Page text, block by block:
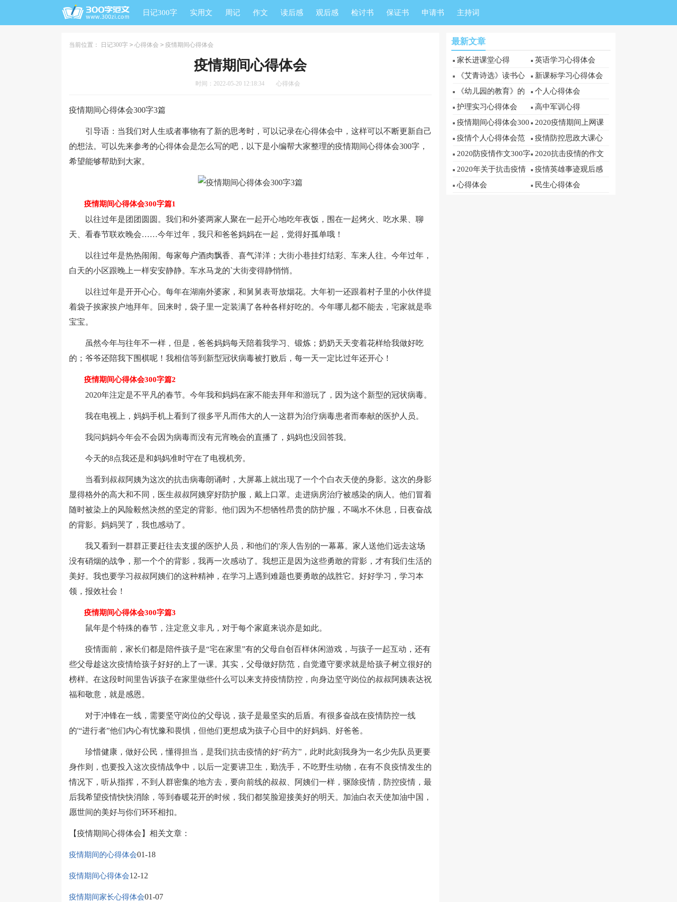
日记300字 实用文 周记 作文 读后感 观后感 检讨书 保证书 申请书 主持词
当前位置： 日记300字 > 心得体会 > 疫情期间心得体会
疫情期间心得体会
时间：2022-05-20 12:18:34 心得体会
疫情期间心得体会300字3篇
引导语：当我们对人生或者事物有了新的思考时，可以记录在心得体会中，这样可以不断更新自己
的想法。可以先来参考的心得体会是怎么写的吧，以下是小编帮大家整理的疫情期间心得体会300字，
希望能够帮助到大家。
疫情期间心得体会300字篇1
以往过年是团团圆圆。我们和外婆两家人聚在一起开心地吃年夜饭，围在一起烤火、吃水果、聊
天、看春节联欢晚会……今年过年，我只和爸爸妈妈在一起，觉得好孤单哦！
以往过年是热热闹闹。每家每户酒肉飘香、喜气洋洋；大街小巷挂灯结彩、车来人往。今年过年，
白天的小区跟晚上一样安安静静。车水马龙的`大街变得静悄悄。
以往过年是开开心心。每年在湖南外婆家，和舅舅表哥放烟花。大年初一还跟着村子里的小伙伴提
着袋子挨家挨户地拜年。回来时，袋子里一定装满了各种各样好吃的。今年哪儿都不能去，宅家就是乖
宝宝。
虽然今年与往年不一样，但是，爸爸妈妈每天陪着我学习、锻炼；奶奶天天变着花样给我做好吃
的；爷爷还陪我下围棋呢！我相信等到新型冠状病毒被打败后，每一天一定比过年还开心！
疫情期间心得体会300字篇2
2020年注定是不平凡的春节。今年我和妈妈在家不能去拜年和游玩了，因为这个新型的冠状病毒。
我在电视上，妈妈手机上看到了很多平凡而伟大的人一这群为治疗病毒患者而奉献的医护人员。
我问妈妈今年会不会因为病毒而没有元宵晚会的直播了，妈妈也没回答我。
今天的8点我还是和妈妈准时守在了电视机旁。
当看到叔叔阿姨为这次的抗击病毒朗诵时，大屏幕上就出现了一个个白衣天使的身影。这次的身影
显得格外的高大和不同，医生叔叔阿姨穿好防护服，戴上口罩。走进病房治疗被感染的病人。他们冒着
随时被染上的风险毅然决然的坚定的背影。他们因为不想牺牲昂贵的防护服，不喝水不休息，日夜奋战
的背影。妈妈哭了，我也感动了。
我又看到一群群正要赶往去支援的医护人员，和他们的'亲人告别的一幕幕。家人送他们远去这场
没有硝烟的战争，那一个个的背影，我再一次感动了。我想正是因为这些勇敢的背影，才有我们生活的
美好。我也要学习叔叔阿姨们的这种精神，在学习上遇到难题也要勇敢的战胜它。好好学习，学习本
领，报效社会！
疫情期间心得体会300字篇3
鼠年是个特殊的春节，注定意义非凡，对于每个家庭来说亦是如此。
疫情面前，家长们都是陪件孩子是“宅在家里”有的父母自创百样休闲游戏，与孩子一起互动，还有
些父母趁这次疫情给孩子好好的上了一课。其实，父母做好防范，自觉遵守要求就是给孩子树立很好的
榜样。在这段时间里告诉孩子在家里做些什么可以来支持疫情防控，向身边坚守岗位的叔叔阿姨表达祝
福和敬意，就是感恩。
对于冲锋在一线，需要坚守岗位的父母说，孩子是最坚实的后盾。有很多奋战在疫情防控一线
的'“进行者”他们内心有忧豫和畏惧，但他们更想成为孩子心目中的好妈妈、好爸爸。
珍惜健康，做好公民，懂得担当，是我们抗击疫情的好“药方”，此时此刻我身为一名少先队员更要
身作则，也要投入这次疫情战争中，以后一定要讲卫生，勤洗手，不吃野生动物，在有不良疫情发生的
情况下，听从指挥，不到人群密集的地方去，要向前线的叔叔、阿姨们一样，驱除疫情，防控疫情，最
后我希望疫情快快消除，等到春暖花开的时候，我们都笑脸迎接美好的明天。加油白衣天使加油中国，
愿世间的美好与你们环环相扣。
【疫情期间心得体会】相关文章：
疫情期间的心得体会01-18
疫情期间心得体会12-12
疫情期间家长心得体会01-07
最新文章
家长进课堂心得
英语学习心得体会
《艾青诗选》读书心
得
新课标学习心得体会
《幼儿园的教育》的
心得体会
个人心得体会
护理实习心得体会
高中军训心得
疫情期间心得体会300
字
2020疫情期间上网课
心得体会范文300字
疫情个人心得体会范
文300字
疫情防控思政大课心
得体会300字
2020防疫情作文300字 2020抗击疫情的作文
范文300字
2020年关于抗击疫情
的作文300字
疫情英雄事迹观后感
300字
心得体会 民生心得体会